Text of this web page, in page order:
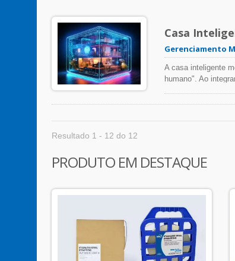
Casa
Gerenciamento
A casa inteligente
humano". Ao
Resultado 1 - 12 do 12
PRODUTO EM DESTAQUE